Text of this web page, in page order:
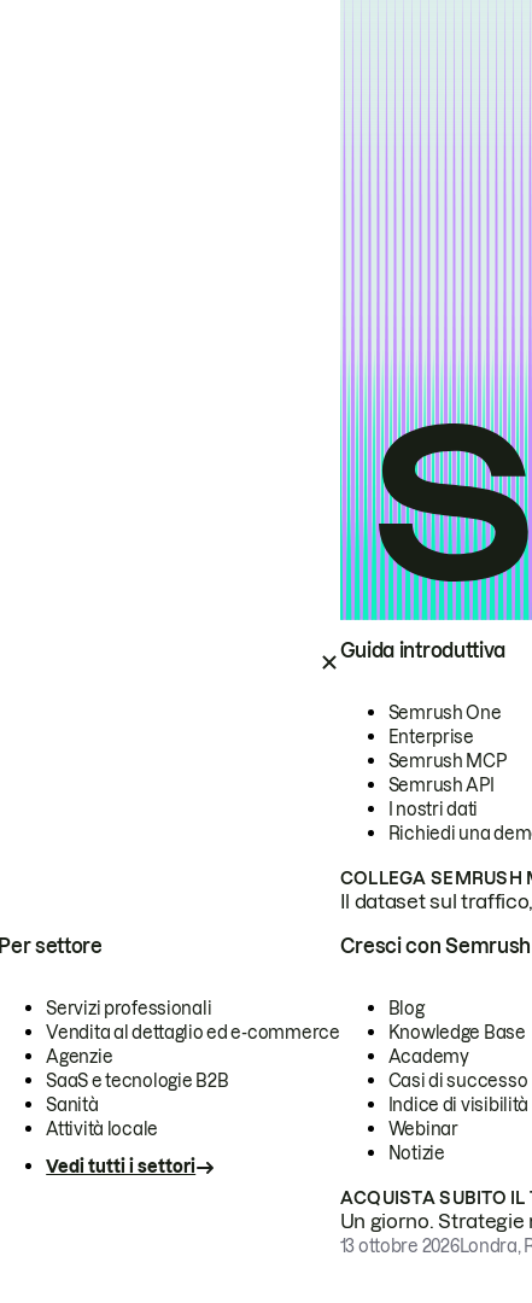
Guida introduttiva
Semrush One
Enterprise
Semrush MCP
Semrush API
I nostri dati
Richiedi una
COLLEGA SEMRUSH
Il dataset sul
Per settore
Servizi professionali
Vendita al dettaglio ed e-commerce
Agenzie
SaaS e tecnologie B2B
Sanità
Attività locale
Vedi tutti i settori
Cresci con Semrush
Blog
Knowledge Base
Academy
Casi di successo
Indice di visibilità
Webinar
Notizie
ACQUISTA SUBITO IL
Un giorno.
13 ottobre 2026Londra,